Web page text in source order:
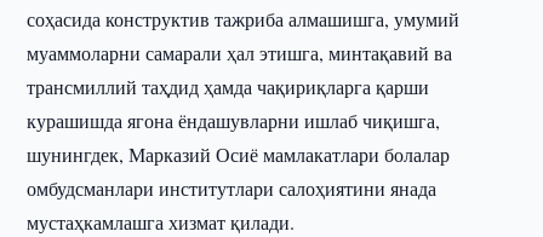
соҳасида конструктив тажриба алмашишга, умумий
муаммоларни самарали ҳал этишга, минтақавий ва
трансмиллий таҳдид ҳамда чақириқларга қарши
курашишда ягона ёндашувларни ишлаб чиқишга,
шунингдек, Марказий Осиё мамлакатлари болалар
омбудсманлари институтлари салоҳиятини янада
мустаҳкамлашга хизмат қилади.